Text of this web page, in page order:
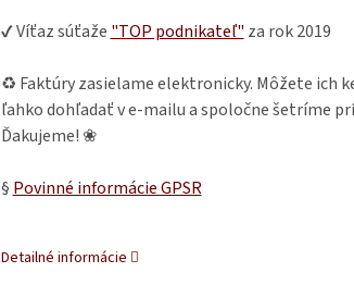
✔ Víťaz súťaže "TOP podnikateľ" za rok 2019
♻ Faktúry zasielame elektronicky. Môžete ich
ľahko dohľadať v e-mailu a spoločne šetríme
Ďakujeme! ❀
§ Povinné informácie GPSR
Detailné informácie